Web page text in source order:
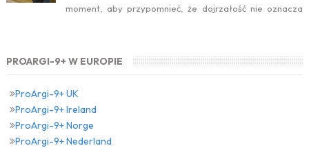
moment, aby przypomnieć, że dojrzałość nie oznacza
PROARGI-9+ W EUROPIE
ProArgi-9+ UK
ProArgi-9+ Ireland
ProArgi-9+ Norge
ProArgi-9+ Nederland